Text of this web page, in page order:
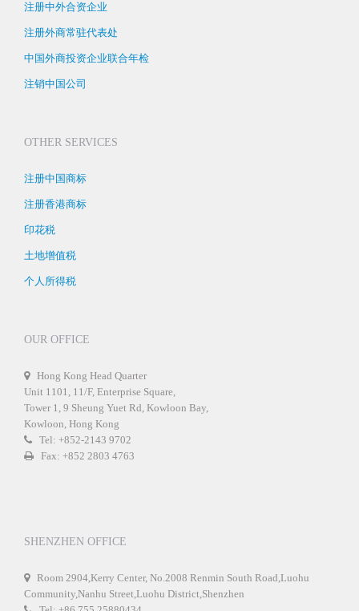
注册中外合资企业
注册外商常驻代表处
中国外商投资企业联合年检
注销中国公司
OTHER SERVICES
注册中国商标
注册香港商标
印花税
土地增值税
个人所得税
OUR OFFICE
Hong Kong Head Quarter
Unit 1101, 11/F, Enterprise Square,
Tower 1, 9 Sheung Yuet Rd, Kowloon Bay,
Kowloon, Hong Kong
Tel: +852-2143 9702
Fax: +852 2803 4763
SHENZHEN OFFICE
Room 2904,Kerry Center, No.2008 Renmin South Road,Luohu
Community,Nanhu Street,Luohu District,Shenzhen